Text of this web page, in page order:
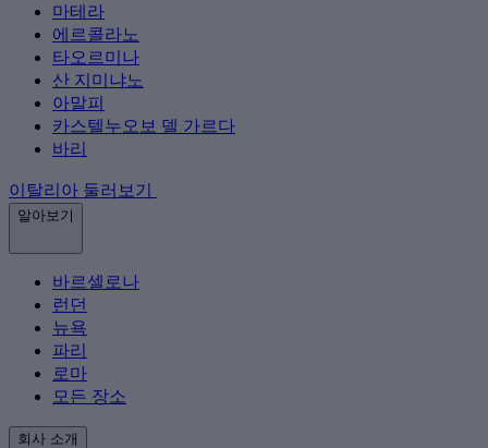
마테라
에르콜라노
타오르미나
산 지미냐노
아말피
카스텔누오보 델 가르다
바리
이탈리아 둘러보기
알아보기
바르셀로나
런던
뉴욕
파리
로마
모든 장소
회사 소개